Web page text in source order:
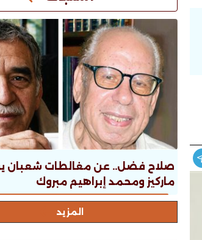
صلاح فضل.. عن مغالطات شعبان
ماركيز ومحمد إبراهيم مبروك
المزيد